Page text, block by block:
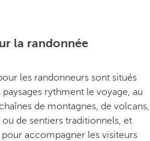
la randonnée
les randonneurs sont situés
rythment le voyage, au
de montagnes, de volcans,
de sentiers traditionnels, et
accompagner les visiteurs